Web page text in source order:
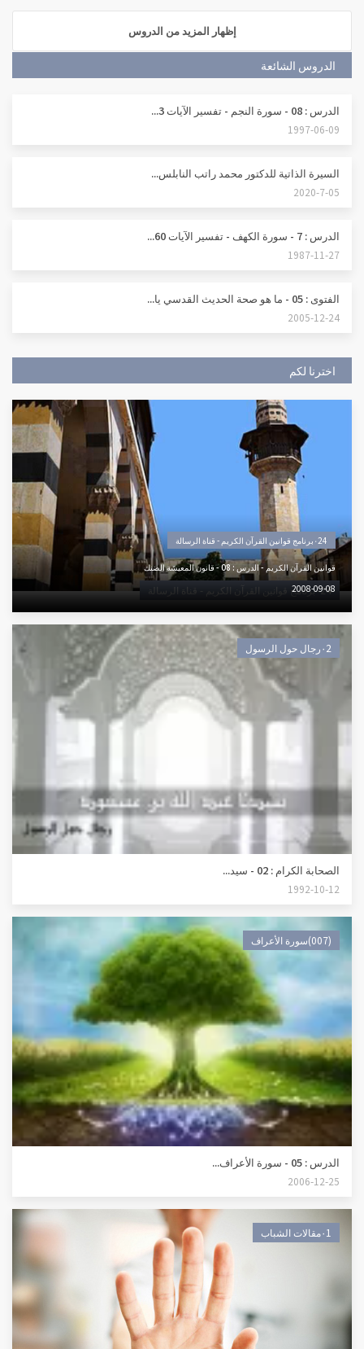
إظهار المزيد من الدروس
الدروس الشائعة
الدرس : 08 - سورة النجم - تفسير الآيات 3...
1997-06-09
السيرة الذاتية للدكتور محمد راتب النابلس...
2020-7-05
الدرس : 7 - سورة الكهف - تفسير الآيات 60...
1987-11-27
الفتوى : 05 - ما هو صحة الحديث القدسي يا...
2005-12-24
اخترنا لكم
٠24برنامج قوانين القرآن الكريم - قناة الرسالة
٠24برنامج قوانين القرآن الكريم - قناة الرسالة
قوانين القرآن الكريم - الدرس : 08 - قانون المعيشة الضنك
2008-09-08
٠2رجال حول الرسول
الصحابة الكرام : 02 - سيد...
1992-10-12
(007)سورة الأعراف
الدرس : 05 - سورة الأعراف...
2006-12-25
٠1مقالات الشباب